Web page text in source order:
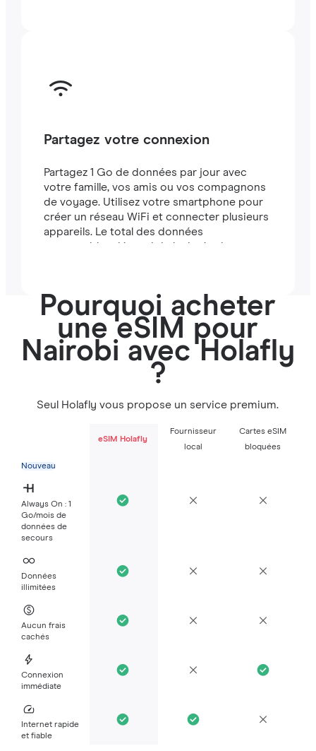
Partagez votre connexion
Partagez 1 Go de données par jour avec
votre famille, vos amis ou vos compagnons
de voyage. Utilisez votre smartphone pour
créer un réseau WiFi et connecter plusieurs
appareils. Le total des données
partageables dépend de la durée de votre
Pourquoi acheter
une eSIM pour
Nairobi avec Holafly
?
Seul Holafly vous propose un service premium.
eSIM Holafly
Fournisseur
local
Cartes eSIM
bloquées
Nouveau
Always On : 1
Go/mois de
données de
secours
Données
illimitées
Aucun frais
cachés
Connexion
immédiate
Internet rapide
et fiable